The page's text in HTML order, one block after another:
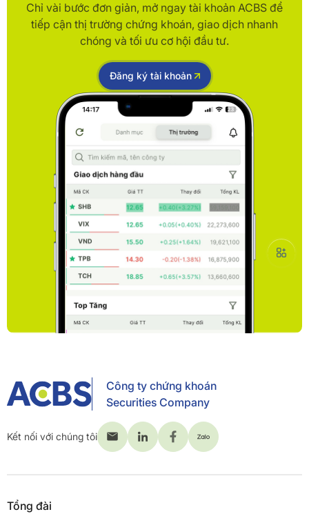
Chỉ vài bước đơn giản, mở ngay tài khoản ACBS để
tiếp cận thị trường chứng khoán, giao dịch nhanh
chóng và tối ưu cơ hội đầu tư.
Đăng ký tài khoản
Công ty chứng khoán
Securities Company
Kết nối với chúng tôi
Tổng đài